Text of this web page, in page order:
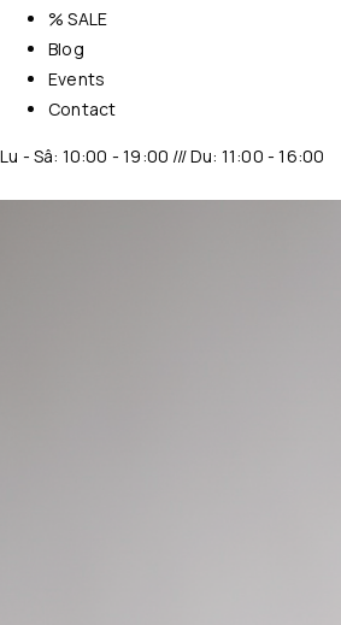
% SALE
Blog
Events
Contact
Lu - Sâ: 10:00 - 19:00 /// Du: 11:00 - 16:00